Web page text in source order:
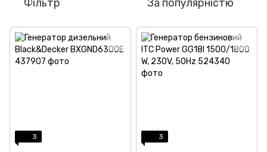
Фільтр За популярністю
3 3